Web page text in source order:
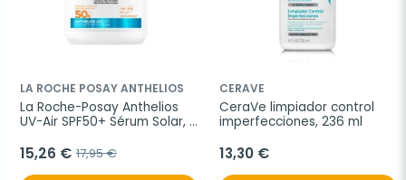
LA ROCHE POSAY ANTHELIOS
La Roche-Posay Anthelios
UV-Air SPF50+ Sérum Solar,
15,26 € 17,95 €
CERAVE
CeraVe limpiador control
imperfecciones, 236 ml
13,30 €